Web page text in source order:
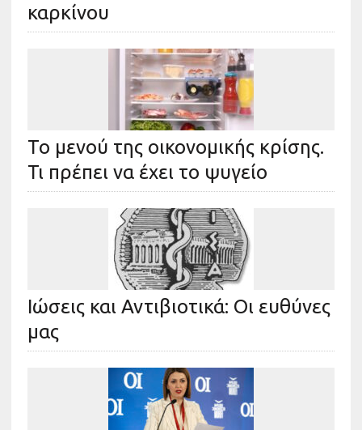
καρκίνου
Το μενού της οικονομικής κρίσης.
Τι πρέπει να έχει το ψυγείο
Ιώσεις και Αντιβιοτικά: Οι ευθύνες
μας